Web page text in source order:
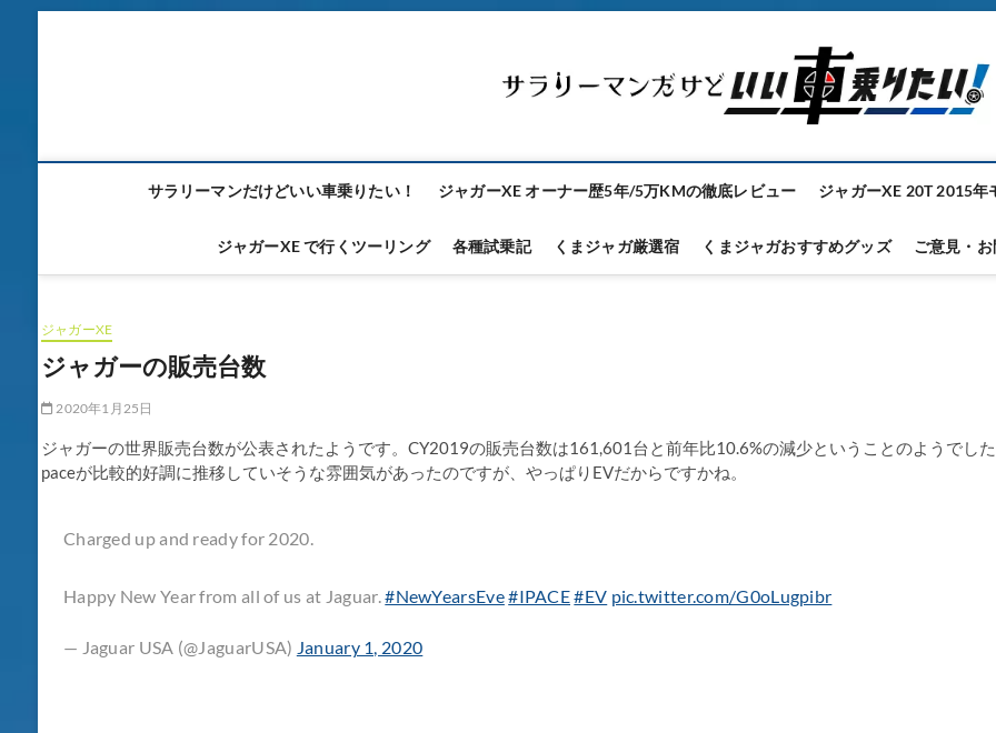
サラリーマンだけどいい車乗りたい！ ジャガーXE オーナー歴5年/5万KMの徹底レビュー ジャガーXE 20T 2015年
ジャガーXE で行くツーリング 各種試乗記 くまジャガ厳選宿 くまジャガおすすめグッズ ご意見・
ジャガーXE
ジャガーの販売台数
2020年1月25日
ジャガーの世界販売台数が公表されたようです。CY2019の販売台数は161,601台と前年比10.6%の減少ということのようでし
paceが比較的好調に推移していそうな雰囲気があったのですが、やっぱりEVだからですかね。
Charged up and ready for 2020.
Happy New Year from all of us at Jaguar.#NewYearsEve#IPACE#EV pic.twitter.com/G0oLugpibr
— Jaguar USA (@JaguarUSA) January 1, 2020